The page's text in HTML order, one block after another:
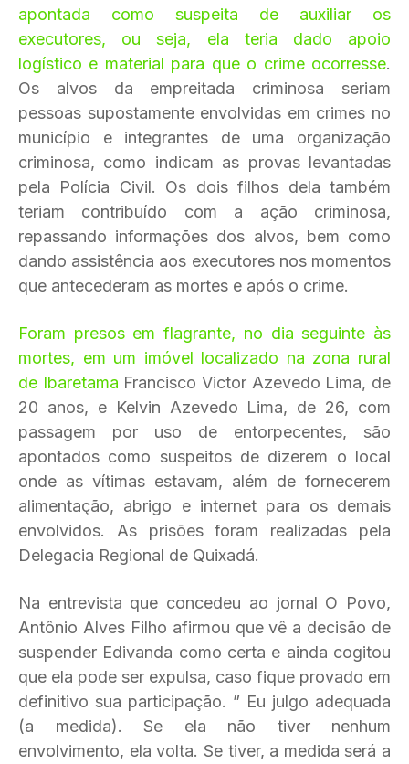
apontada como suspeita de auxiliar os
executores, ou seja, ela teria dado apoio
logístico e material para que o crime ocorresse.
Os alvos da empreitada criminosa seriam
pessoas supostamente envolvidas em crimes no
município e integrantes de uma organização
criminosa, como indicam as provas levantadas
pela Polícia Civil. Os dois filhos dela também
teriam contribuído com a ação criminosa,
repassando informações dos alvos, bem como
dando assistência aos executores nos momentos
que antecederam as mortes e após o crime.
Foram presos em flagrante, no dia seguinte às
mortes, em um imóvel localizado na zona rural
de Ibaretama Francisco Victor Azevedo Lima, de
20 anos, e Kelvin Azevedo Lima, de 26, com
passagem por uso de entorpecentes, são
apontados como suspeitos de dizerem o local
onde as vítimas estavam, além de fornecerem
alimentação, abrigo e internet para os demais
envolvidos. As prisões foram realizadas pela
Delegacia Regional de Quixadá.
Na entrevista que concedeu ao jornal O Povo,
Antônio Alves Filho afirmou que vê a decisão de
suspender Edivanda como certa e ainda cogitou
que ela pode ser expulsa, caso fique provado em
definitivo sua participação. ” Eu julgo adequada
(a medida). Se ela não tiver nenhum
envolvimento, ela volta. Se tiver, a medida será a